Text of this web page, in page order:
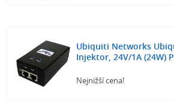
Ubiquiti Networks
Injektor, 24V/1A (24W)
Nejnižší cena!